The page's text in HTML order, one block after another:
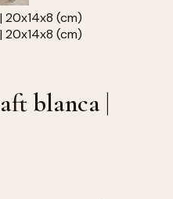
blanca |